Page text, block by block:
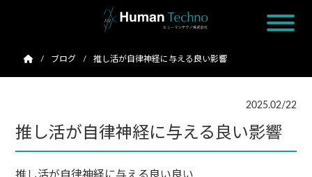
ブログ 推し活が自律神経に与える良い影響
2025.02/22
推し活が自律神経に与える良い影響